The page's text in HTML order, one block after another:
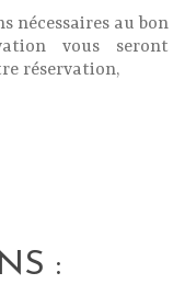
nécessaires au bon
vous seront
réservation,
: